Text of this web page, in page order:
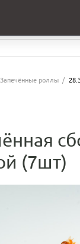
Запечённые роллы
(7шт)